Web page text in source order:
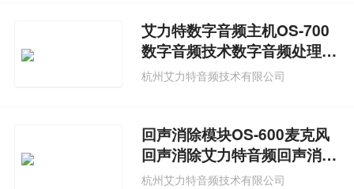
艾力特数字音频主机OS-700
数字音频技术数字音频处理器
作用
杭州艾力特音频技术有限公司
回声消除模块OS-600麦克风
回声消除艾力特音频回声消除
芯片
杭州艾力特音频技术有限公司